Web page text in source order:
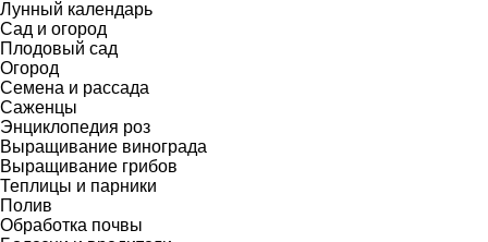
Лунный календарь
Сад и огород
Плодовый сад
Огород
Семена и рассада
Саженцы
Энциклопедия роз
Выращивание винограда
Выращивание грибов
Теплицы и парники
Полив
Обработка почвы